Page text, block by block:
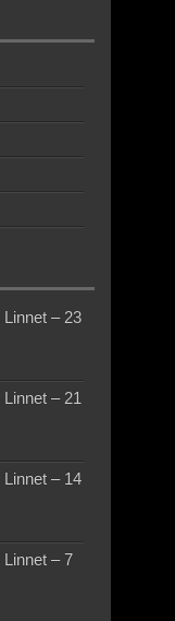
– 23
– 21
– 14
Linnet – 7